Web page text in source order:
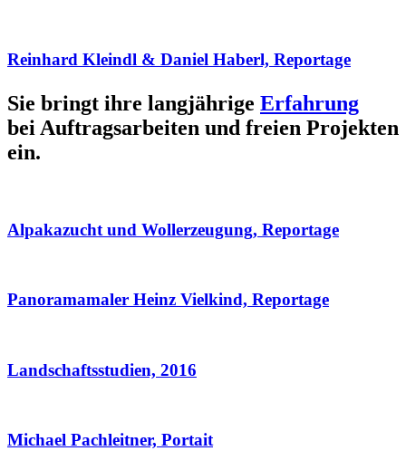
Reinhard Kleindl & Daniel Haberl, Reportage
Sie bringt ihre langjährige Erfahrung
bei Auftragsarbeiten und freien Projekten
ein.
Alpakazucht und Wollerzeugung, Reportage
Panoramamaler Heinz Vielkind, Reportage
Landschaftsstudien, 2016
Michael Pachleitner, Portait